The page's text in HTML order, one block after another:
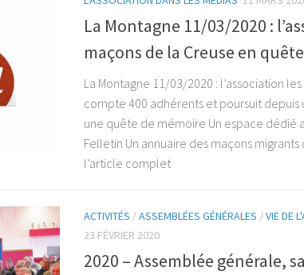
La Montagne 11/03/2020 :
maçons de la Creuse en
La Montagne 11/03/2020 : l’association
compte 400 adhérents et poursuit depuis
une quête de mémoire Un espace dédié
Felletin Un annuaire des maçons migrants
l’article complet
ACTIVITÉS /ASSEMBLÉES GÉNÉRALES /VIE DE
23 FÉVRIER 2020
2020 – Assemblée générale,